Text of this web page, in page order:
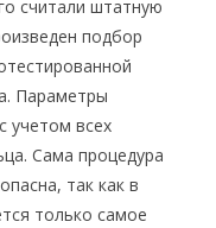
считали штатную
подбор
Параметры
учетом всех
Сама процедура
так как в
только самое